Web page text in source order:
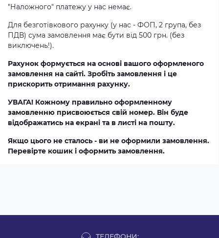
"Наложного" платежу у нас немає.
Для безготівкового рахунку (у нас - ФОП, 2 група, без
ПДВ) сума замовлення має бути від 500 грн. (без
виключень!).
Рахунок формується на основі вашого оформленого
замовлення на сайті. Зробіть замовлення і це
прискорить отримання рахунку.
УВАГА! Кожному правильно оформленному
замовленню присвоюється свій номер. Він буде
відображатись на екрані та в листі на пошту.
Якщо цього не сталось - ви не оформили замовлення.
Перевірте кошик і оформить замовлення.